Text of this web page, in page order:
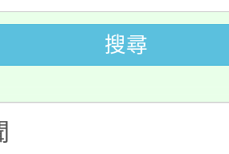
及游泳池舉行。
低收入戶享有免
惠，中低收入戶
惠，詳情可洽有
造教育及科技
增能研習
造教育及科技中
習
生活教案入校路
搜尋